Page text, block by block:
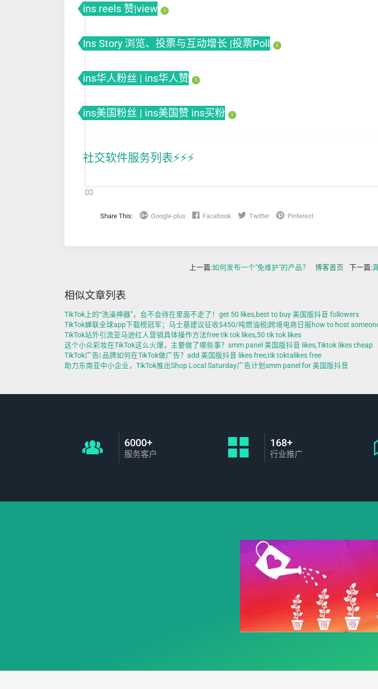
ins reels 赞|view 1
Ins Story 浏览、投票与互动增长 |投票Poll 1
ins华人粉丝 | ins华人赞 1
ins美国粉丝 | ins美国赞 ins买粉 1
社交软件服务列表⚡️⚡️⚡️
❤️‍🔥
Share This: Google-plus Facebook Twitter Pinterest
上一篇:如何发布一个"免维护"的产品？ 博客首页 下一篇:
相似文章列表
TikTok上的“洗澡神器”，会不会待在里面不走了！get 50 likes,best to buy 美国版抖音 followers
TikTok蝉联全球app下载榜冠军；马士基建议征收$450/吨燃油税|跨境电商日报how to host
TikTok站外引流亚马逊红人营销具体操作方法free tik tok likes,50 tik tok likes
这个小众彩妆在TikTok这么火爆，主要做了哪些事？smm panel 美国版抖音 likes,Tiktok likes cheap
TikTok广告| 品牌如何在TikTok做广告？add 美国版抖音 likes free,tik toktalikes free
助力东南亚中小企业，TikTok推出Shop Local Saturday广告计划smm panel for 美国版抖音
6000+
服务客户
168+
行业推广